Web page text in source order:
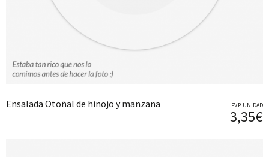
Ensalada Otoñal de hinojo y manzana P.V.P. UNIDAD
3,35€